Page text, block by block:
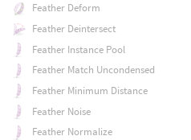
Feather Deform
Feather Deintersect
Feather Instance Pool
Feather Match Uncondensed
Feather Minimum Distance
Feather Noise
Feather Normalize